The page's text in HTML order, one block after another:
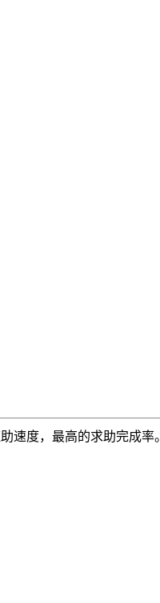
速度，最高的求助完成